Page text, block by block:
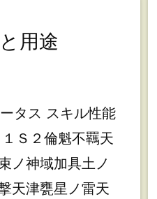
用途
タス スキル性能
Ｓ２倫魁不羈天
ノ神域加具土ノ
天津甕星ノ雷天